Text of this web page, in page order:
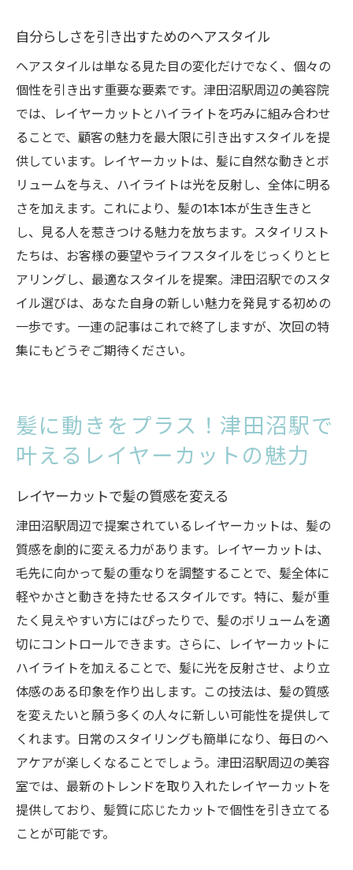
自分らしさを引き出すためのヘアスタイル
ヘアスタイルは単なる見た目の変化だけでなく、個々の
個性を引き出す重要な要素です。津田沼駅周辺の美容院
では、レイヤーカットとハイライトを巧みに組み合わせ
ることで、顧客の魅力を最大限に引き出すスタイルを提
供しています。レイヤーカットは、髪に自然な動きとボ
リュームを与え、ハイライトは光を反射し、全体に明る
さを加えます。これにより、髪の1本1本が生き生きと
し、見る人を惹きつける魅力を放ちます。スタイリスト
たちは、お客様の要望やライフスタイルをじっくりとヒ
アリングし、最適なスタイルを提案。津田沼駅でのスタ
イル選びは、あなた自身の新しい魅力を発見する初めの
一歩です。一連の記事はこれで終了しますが、次回の特
集にもどうぞご期待ください。
髪に動きをプラス！津田沼駅で
叶えるレイヤーカットの魅力
レイヤーカットで髪の質感を変える
津田沼駅周辺で提案されているレイヤーカットは、髪の
質感を劇的に変える力があります。レイヤーカットは、
毛先に向かって髪の重なりを調整することで、髪全体に
軽やかさと動きを持たせるスタイルです。特に、髪が重
たく見えやすい方にはぴったりで、髪のボリュームを適
切にコントロールできます。さらに、レイヤーカットに
ハイライトを加えることで、髪に光を反射させ、より立
体感のある印象を作り出します。この技法は、髪の質感
を変えたいと願う多くの人々に新しい可能性を提供して
くれます。日常のスタイリングも簡単になり、毎日のヘ
アケアが楽しくなることでしょう。津田沼駅周辺の美容
室では、最新のトレンドを取り入れたレイヤーカットを
提供しており、髪質に応じたカットで個性を引き立てる
ことが可能です。